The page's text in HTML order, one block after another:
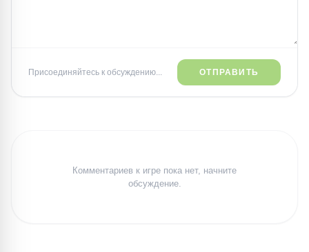
Присоединяйтесь к обсуждению... ОТПРАВИТЬ
Комментариев к игре пока нет, начните
обсуждение.